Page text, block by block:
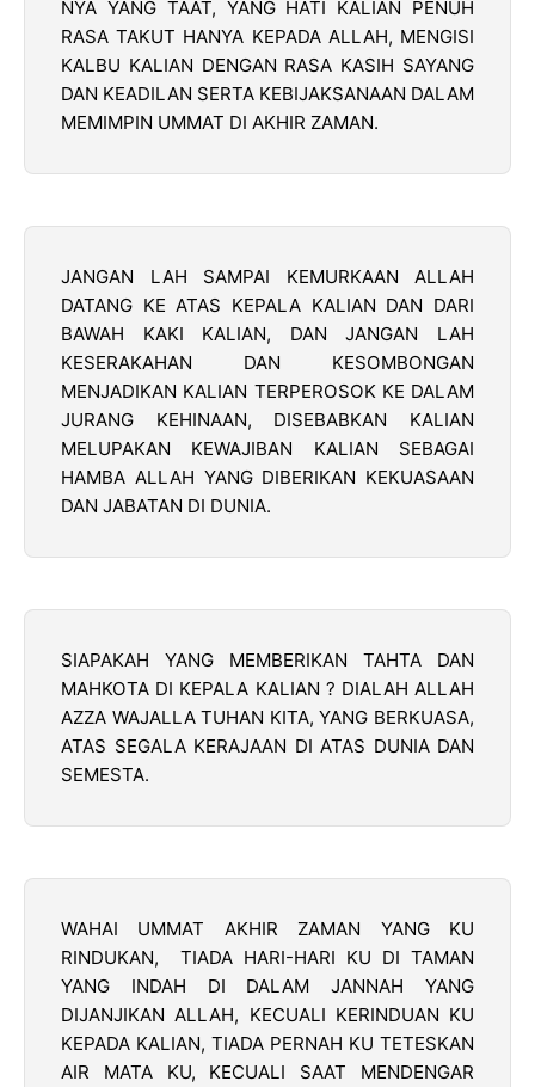
NYA YANG TAAT, YANG HATI KALIAN PENUH
RASA TAKUT HANYA KEPADA ALLAH, MENGISI
KALBU KALIAN DENGAN RASA KASIH SAYANG
DAN KEADILAN SERTA KEBIJAKSANAAN DALAM
MEMIMPIN UMMAT DI AKHIR ZAMAN.
JANGAN LAH SAMPAI KEMURKAAN ALLAH
DATANG KE ATAS KEPALA KALIAN DAN DARI
BAWAH KAKI KALIAN, DAN JANGAN LAH
KESERAKAHAN DAN KESOMBONGAN
MENJADIKAN KALIAN TERPEROSOK KE DALAM
JURANG KEHINAAN, DISEBABKAN KALIAN
MELUPAKAN KEWAJIBAN KALIAN SEBAGAI
HAMBA ALLAH YANG DIBERIKAN KEKUASAAN
DAN JABATAN DI DUNIA.
SIAPAKAH YANG MEMBERIKAN TAHTA DAN
MAHKOTA DI KEPALA KALIAN ? DIALAH ALLAH
AZZA WAJALLA TUHAN KITA, YANG BERKUASA,
ATAS SEGALA KERAJAAN DI ATAS DUNIA DAN
SEMESTA.
WAHAI UMMAT AKHIR ZAMAN YANG KU
RINDUKAN, TIADA HARI-HARI KU DI TAMAN
YANG INDAH DI DALAM JANNAH YANG
DIJANJIKAN ALLAH, KECUALI KERINDUAN KU
KEPADA KALIAN, TIADA PERNAH KU TETESKAN
AIR MATA KU, KECUALI SAAT MENDENGAR